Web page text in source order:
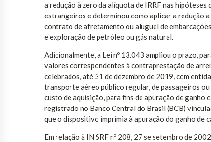
a redução à zero da alíquota de IRRF nas
estrangeiros e determinou como aplicar a redução
contrato de afretamento ou aluguel de
e exploração de petróleo ou gás natural.
Adicionalmente, a Lei nº 13.043 ampliou o prazo,
valores correspondentes à contraprestação de
celebrados, até 31 de dezembro de 2019, com
transporte aéreo público regular, de passageiros ou
custo de aquisição, para fins de apuração de
registrado no Banco Central do Brasil (BCB)
que o dispositivo imprimia à apuração do ganho de
Em relação à IN SRF nº 208, 27 se setembro de